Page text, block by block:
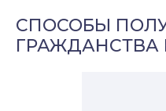
СПОСОБЫ
ГРАЖДАНСТВА